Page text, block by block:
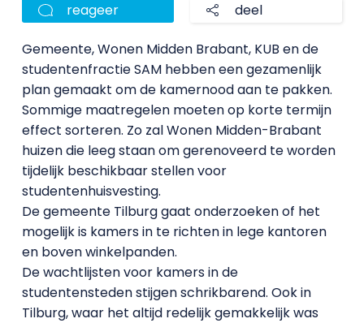
reageer deel
Gemeente, Wonen Midden Brabant, KUB en de
studentenfractie SAM hebben een gezamenlijk
plan gemaakt om de kamernood aan te pakken.
Sommige maatregelen moeten op korte termijn
effect sorteren. Zo zal Wonen Midden-Brabant
huizen die leeg staan om gerenoveerd te worden
tijdelijk beschikbaar stellen voor
studentenhuisvesting.
De gemeente Tilburg gaat onderzoeken of het
mogelijk is kamers in te richten in lege kantoren
en boven winkelpanden.
De wachtlijsten voor kamers in de
studentensteden stijgen schrikbarend. Ook in
Tilburg, waar het altijd redelijk gemakkelijk was